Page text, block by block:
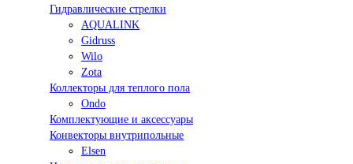
Гидравлические стрелки
AQUALINK
Gidruss
Wilo
Zota
Коллекторы для теплого пола
Ondo
Комплектующие и аксессуары
Конвекторы внутрипольные
Elsen